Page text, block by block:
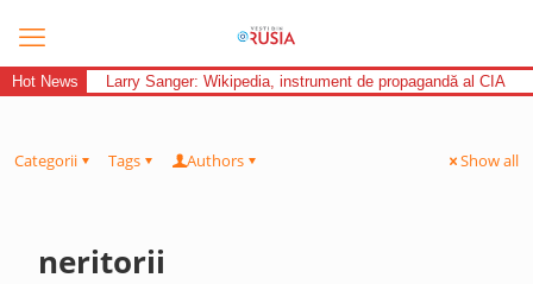
Hot News Larry Sanger: Wikipedia, instrument de propagandă al CIA
Categorii Tags Authors Show all
neritorii